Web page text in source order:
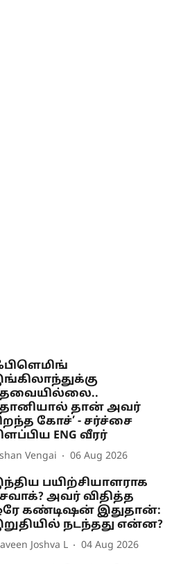
தான் அவர்
கோச்’ - சர்ச்சை
ENG வீரர்
Vengai 06 Aug 2026
பயிற்சியாளராக
அவர் விதித்த
கண்டிஷன் இதுதான்:
நடந்தது என்ன?
Joshva L 04 Aug 2026